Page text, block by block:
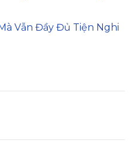
Vẫn Đầy Đủ Tiện Nghi